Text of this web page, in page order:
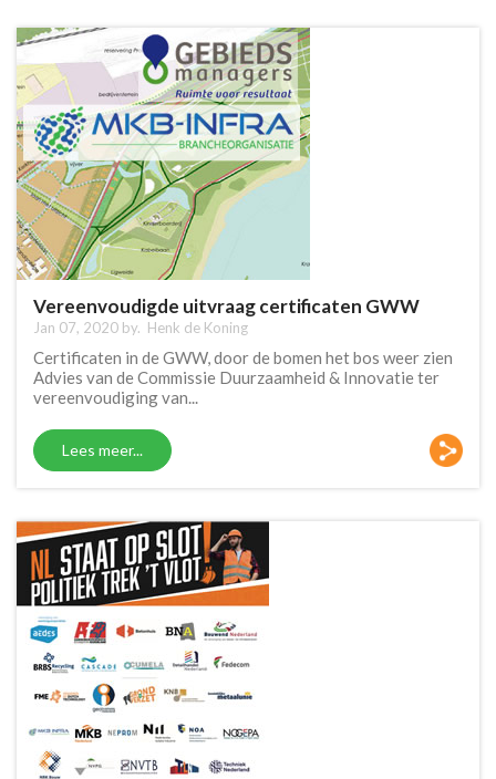
Vereenvoudigde uitvraag certificaten GWW
Jan 07, 2020 by. Henk de Koning
Certificaten in de GWW, door de bomen het bos weer zien
Advies van de Commissie Duurzaamheid & Innovatie ter
vereenvoudiging van...
Lees meer...